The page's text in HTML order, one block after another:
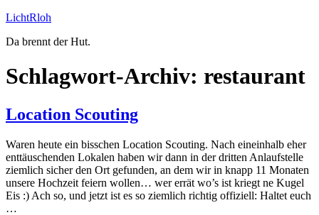
Zum
springen
LichtRloh
Da brennt der Hut.
Schlagwort-Archiv: restaurant
Location Scouting
Waren heute ein bisschen Location Scouting. Nach eineinhalb eher
enttäuschenden Lokalen haben wir dann in der dritten Anlaufstelle
ziemlich sicher den Ort gefunden, an dem wir in knapp 11 Monaten
unsere Hochzeit feiern wollen… wer errät wo’s ist kriegt ne Kugel
Eis :) Ach so, und jetzt ist es so ziemlich richtig offiziell: Haltet euch
…